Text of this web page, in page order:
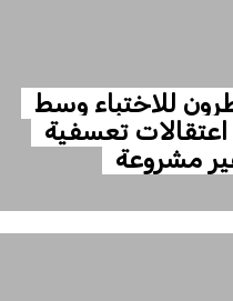
للاختباء وسط
تعسفية
مشروعة